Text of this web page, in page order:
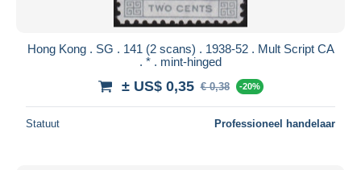
Hong Kong . SG . 141 (2 scans) . 1938-52 . Mult Script CA
. * . mint-hinged
± US$ 0,35 € 0,38 -20%
Statuut Professioneel handelaar